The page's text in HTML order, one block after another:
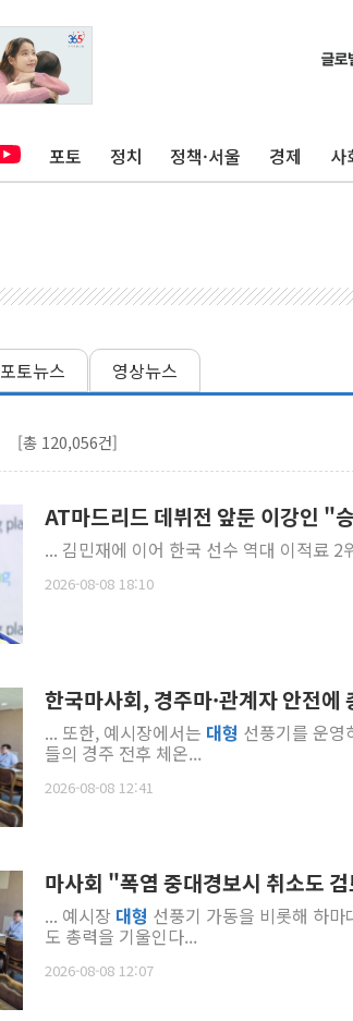
포토 정치 정책·서울 경제 사
포토뉴스 영상뉴스
[총 120,056건]
AT마드리드 데뷔전 앞둔 이강인 "
... 김민재에 이어 한국 선수 역대 이적료 2
2026-08-08 18:10
한국마사회, 경주마·관계자 안전
... 또한, 예시장에서는 대형 선풍기를 운영
들의 경주 전후 체온...
2026-08-08 12:41
마사회 "폭염 중대경보시 취소도
... 예시장 대형 선풍기 가동을 비롯해 하
도 총력을 기울인다...
2026-08-08 12:07